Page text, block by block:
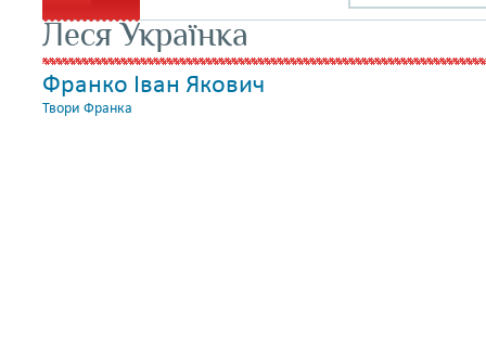
Леся Українка
Франко Іван Якович
Твори Франка